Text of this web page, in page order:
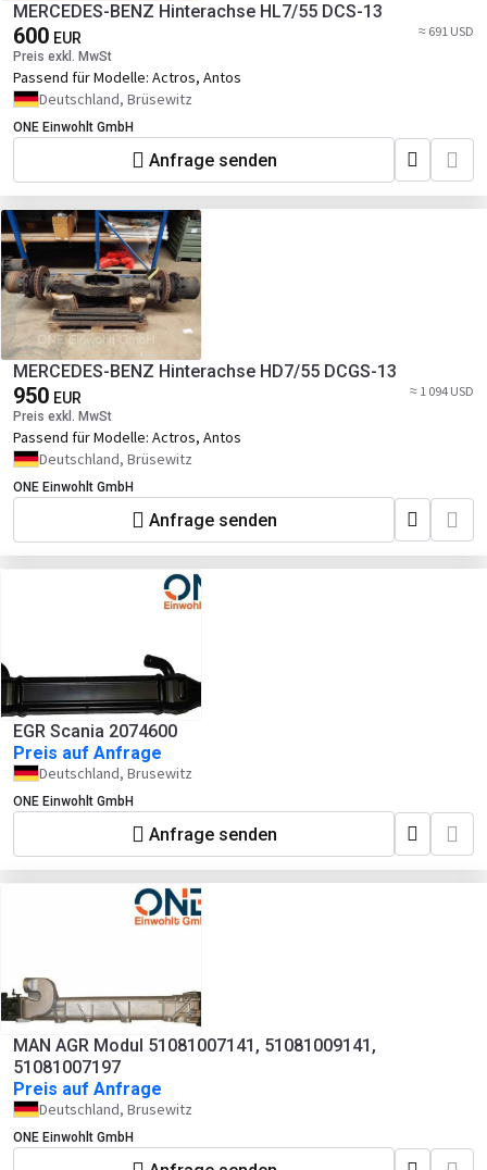
MERCEDES-BENZ Hinterachse HL7/55 DCS-13
600 EUR
Preis exkl. MwSt
≈ 691 USD
Passend für Modelle: Actros, Antos
Deutschland, Brüsewitz
ONE Einwohlt GmbH
Anfrage senden
MERCEDES-BENZ Hinterachse HD7/55 DCGS-13
950 EUR
Preis exkl. MwSt
≈ 1 094 USD
Passend für Modelle: Actros, Antos
Deutschland, Brüsewitz
ONE Einwohlt GmbH
Anfrage senden
EGR Scania 2074600
Preis auf Anfrage
Deutschland, Brusewitz
ONE Einwohlt GmbH
Anfrage senden
MAN AGR Modul 51081007141, 51081009141,
51081007197
Preis auf Anfrage
Deutschland, Brusewitz
ONE Einwohlt GmbH